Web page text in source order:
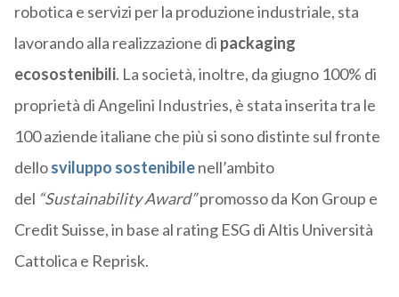
robotica e servizi per la produzione industriale, sta
lavorando alla realizzazione di packaging
ecosostenibili. La società, inoltre, da giugno 100% di
proprietà di Angelini Industries, è stata inserita tra le
100 aziende italiane che più si sono distinte sul fronte
dellosviluppo sostenibilenell’ambito
del “Sustainability Award”promosso da Kon Group e
Credit Suisse, in base al rating ESG di Altis Università
Cattolica e Reprisk.